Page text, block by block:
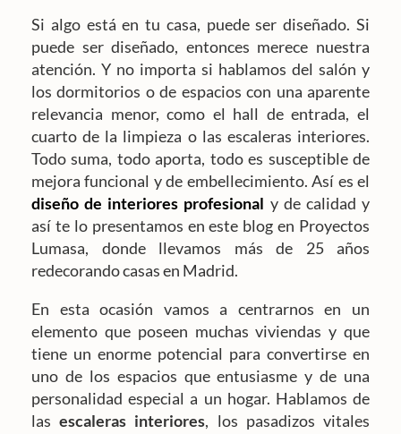
Si algo está en tu casa, puede ser diseñado. Si
puede ser diseñado, entonces merece nuestra
atención. Y no importa si hablamos del salón y
los dormitorios o de espacios con una aparente
relevancia menor, como el hall de entrada, el
cuarto de la limpieza o las escaleras interiores.
Todo suma, todo aporta, todo es susceptible de
mejora funcional y de embellecimiento. Así es el
diseño de interiores profesional y de calidad y
así te lo presentamos en este blog en Proyectos
Lumasa, donde llevamos más de 25 años
redecorando casas en Madrid.
En esta ocasión vamos a centrarnos en un
elemento que poseen muchas viviendas y que
tiene un enorme potencial para convertirse en
uno de los espacios que entusiasme y de una
personalidad especial a un hogar. Hablamos de
lasescaleras interiores, los pasadizos vitales